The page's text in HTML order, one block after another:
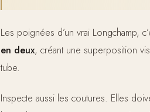
Les poignées d’un vrai Longchamp,
en deux, créant une superposition
tube.
Inspecte aussi les coutures. Elles